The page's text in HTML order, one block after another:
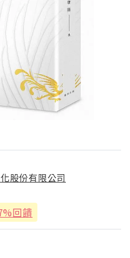
股份有限公司
回饋